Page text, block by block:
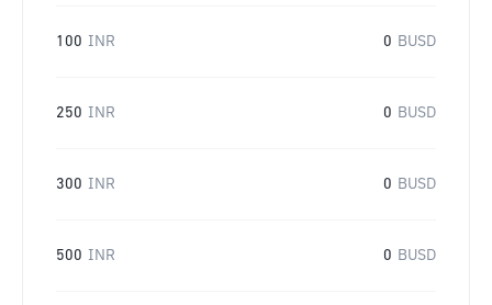
100 INR 0 BUSD
250 INR 0 BUSD
300 INR 0 BUSD
500 INR 0 BUSD